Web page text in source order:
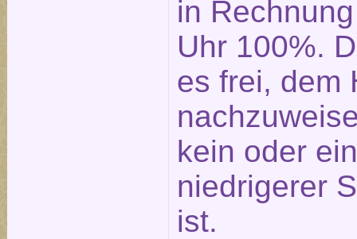
in
Uhr 100%.
es frei, dem
kein oder
niedrigerer
ist.